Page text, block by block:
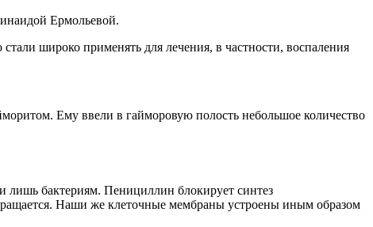
Ермольевой.
широко применять для лечения, в частности, воспаления
Ему ввели в гайморовую полость небольшое количество
лишь бактериям. Пенициллин блокирует синтез
Наши же клеточные мембраны устроены иным образом